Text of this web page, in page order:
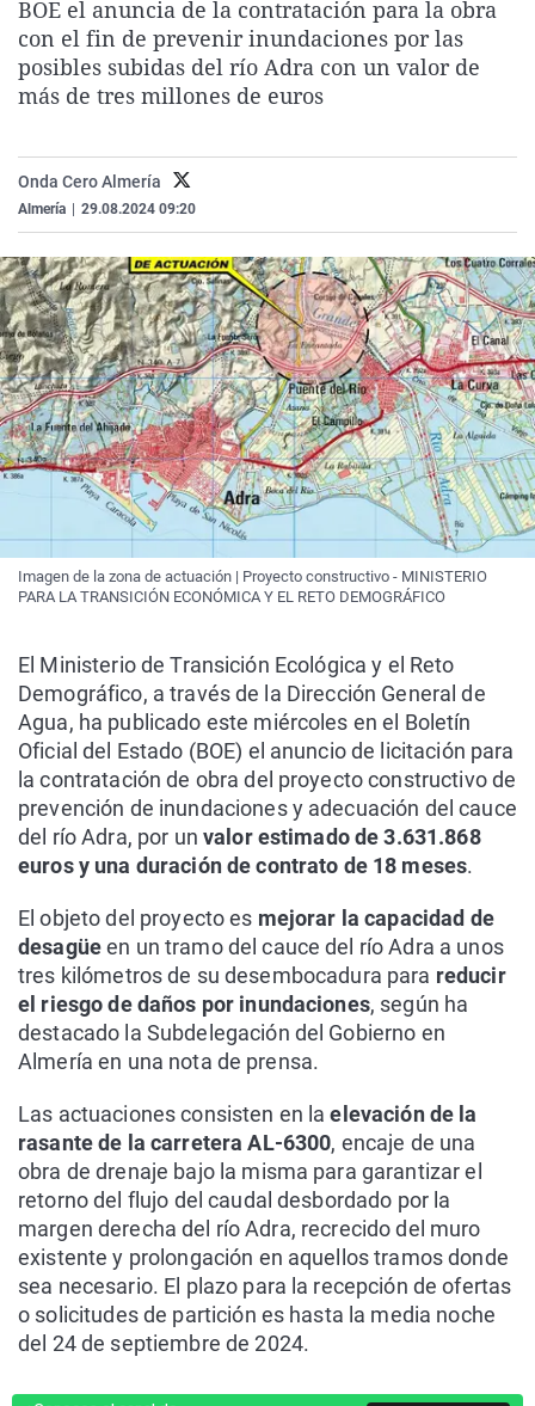
La rosa de los vientos
Gente viajera
Caso
Retornados
Extremadura
Galicia
Virales
Televisión
BOE el anuncia de la contratación para la obra
con el fin de prevenir inundaciones por las
posibles subidas del río Adra con un valor de
más de tres millones de euros
Onda Cero Almería
Almería 29.08.2024 09:20
Imagen de la zona de actuación | Proyecto constructivo - MINISTERIO
PARA LA TRANSICIÓN ECONÓMICA Y EL RETO DEMOGRÁFICO
El Ministerio de Transición Ecológica y el Reto
Demográfico, a través de la Dirección General de
Agua, ha publicado este miércoles en el Boletín
Oficial del Estado (BOE) el anuncio de licitación para
la contratación de obra del proyecto constructivo de
prevención de inundaciones y adecuación del cauce
del río Adra, por un valor estimado de 3.631.868
euros y una duración de contrato de 18 meses.
El objeto del proyecto es mejorar la capacidad de
desagüeen un tramo del cauce del río Adra a unos
tres kilómetros de su desembocadura para reducir
el riesgo de daños por inundaciones, según ha
destacado la Subdelegación del Gobierno en
Almería en una nota de prensa.
Las actuaciones consisten en laelevación de la
rasante de la carretera AL-6300, encaje de una
obra de drenaje bajo la misma para garantizar el
retorno del flujo del caudal desbordado por la
margen derecha del río Adra, recrecido del muro
existente y prolongación en aquellos tramos donde
sea necesario. El plazo para la recepción de ofertas
o solicitudes de partición es hasta la media noche
del 24 de septiembre de 2024.